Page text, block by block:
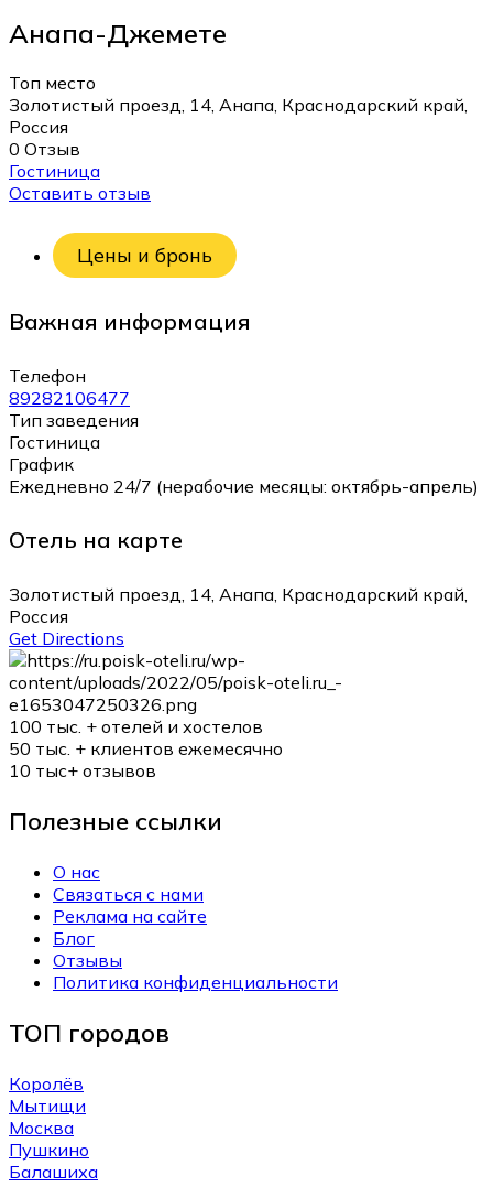
Анапа-Джемете
Топ место
Золотистый проезд, 14, Анапа, Краснодарский край,
Россия
0 Отзыв
Гостиница
Оставить отзыв
Цены и бронь
Важная информация
Телефон
89282106477
Тип заведения
Гостиница
График
Ежедневно 24/7 (нерабочие месяцы: октябрь-апрель)
Отель на карте
Золотистый проезд, 14, Анапа, Краснодарский край,
Россия
Get Directions
100 тыс. + отелей и хостелов
50 тыс. + клиентов ежемесячно
10 тыс+ отзывов
Полезные ссылки
О нас
Связаться с нами
Реклама на сайте
Блог
Отзывы
Политика конфиденциальности
ТОП городов
Королёв
Мытищи
Москва
Пушкино
Балашиха